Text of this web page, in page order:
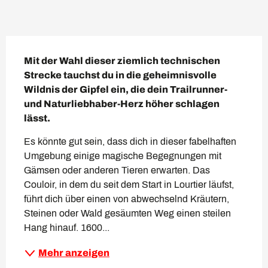
Mit der Wahl dieser ziemlich technischen
Strecke tauchst du in die geheimnisvolle
Wildnis der Gipfel ein, die dein Trailrunner-
und Naturliebhaber-Herz höher schlagen
lässt.
Es könnte gut sein, dass dich in dieser fabelhaften
Umgebung einige magische Begegnungen mit
Gämsen oder anderen Tieren erwarten. Das
Couloir, in dem du seit dem Start in Lourtier läufst,
führt dich über einen von abwechselnd Kräutern,
Steinen oder Wald gesäumten Weg einen steilen
Hang hinauf. 1600...
Mehr anzeigen